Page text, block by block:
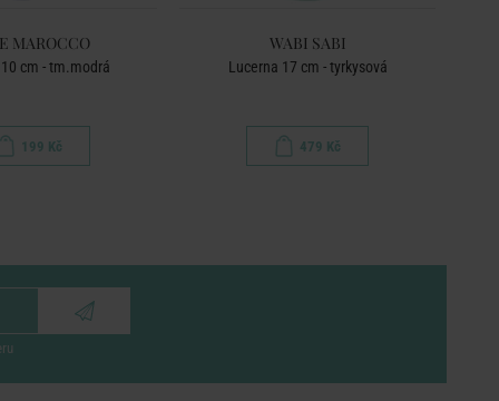
MAROCCO
cm - tm.modrá
199 Kč
WABI SABI
Lucerna 17 cm - tyrkysová
479 Kč